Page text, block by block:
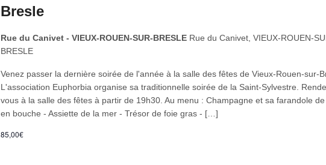
Bresle
Rue du Canivet - VIEUX-ROUEN-SUR-BRESLE Rue du Canivet, VIEUX-ROUEN-
BRESLE
Venez passer la dernière soirée de l'année à la salle des fêtes de Vieux-Rouen-sur-
L'association Euphorbia organise sa traditionnelle soirée de la Saint-Sylvestre.
vous à la salle des fêtes à partir de 19h30. Au menu : Champagne et sa farandole de
en bouche - Assiette de la mer - Trésor de foie gras - […]
85,00€